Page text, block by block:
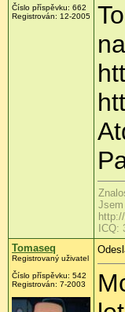
Číslo příspěvku: 662
Registrován: 12-2005
ICQ:
Tomaseq
Registrovaný uživatel
Číslo příspěvku: 542
Registrován: 7-2003